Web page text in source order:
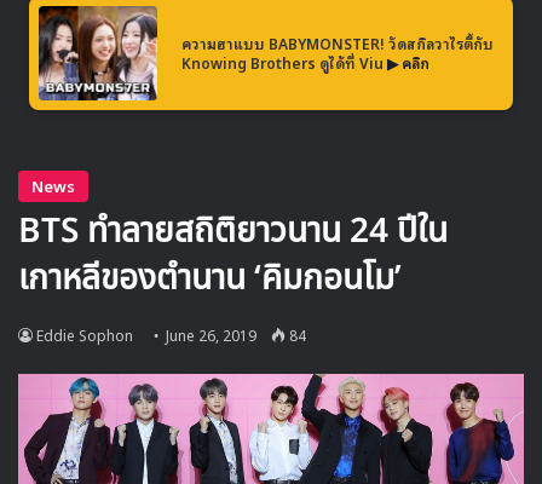
อย่างไรก็ตามทางตัวแทนของ KONNECT Entertainment
ได้ตอบถึงเรื่องนี้ โดยชี้แจงว่าประเด็นที่ถูกพูดถึงนี้เป็นการพูด
เพียงฝ่ายเดียวของ LM Entertainment พร้อมกับระบุว่า
“เนื่องจากความไว้ใจซึ่งกันและกันได้สิ้นสุดลงแล้ว และเรา
ตัดสินใจเปิดค่ายจัดการใหม่นี้ขึ้นมา ซึ่งสิ่งที่เกิดขึ้นทุกฝ่าย
ต่างได้รับผลกระทบต่างๆ ไม่ใช่แค่ฝ่ายใดฝ่ายหนึ่งที่ต้อง
สูญเสียจากปัญหาที่เกิดขึ้นนี้”
ความฮาแบบ BABYMONSTER! วัดสกิลวาไรตี้กับ
Knowing Brothers ดูได้ที่ Viu ▶ คลิก